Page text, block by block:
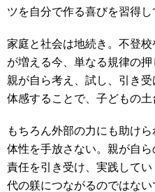
ツを自分で作る喜びを習得し
家庭と社会は地続き。不登
が増える今、単なる規律の押
親が自ら考え、試し、引き
体感することで、子どもの土
もちろん外部の力にも助け
体性を手放さない。親が自
責任を引き受け、実践して
代の躾につながるのではない